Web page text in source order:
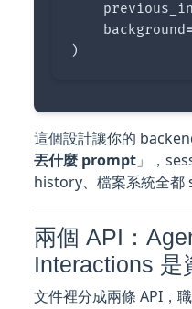
background=
)
這個設計讓你的
丟什麼 prompt」，
history、檔案系統全都
兩個 API：
Interactions 是
文件裡分成兩條 API，